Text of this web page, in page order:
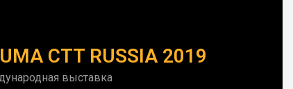
CTT RUSSIA 2019
выставка